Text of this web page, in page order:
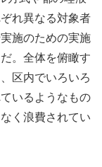
れ異なる対象者
施のための実施
。全体を俯瞰す
区内でいろいろ
いるようなもの
く浪費されてい